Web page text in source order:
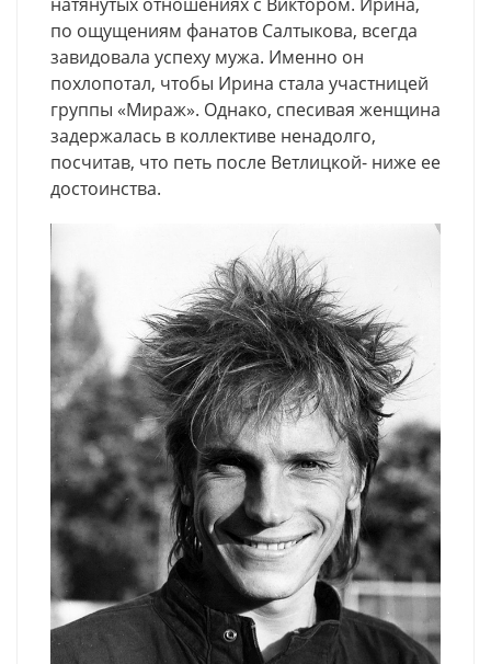
натянутых отношениях с Виктором. Ирина,
по ощущениям фанатов Салтыкова, всегда
завидовала успеху мужа. Именно он
похлопотал, чтобы Ирина стала участницей
группы «Мираж». Однако, спесивая женщина
задержалась в коллективе ненадолго,
посчитав, что петь после Ветлицкой- ниже ее
достоинства.